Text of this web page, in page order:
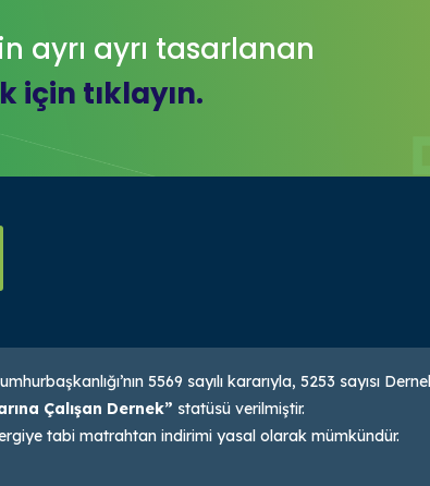
ayrı ayrı tasarlanan
için tıklayın.
5569 sayılı kararıyla, 5253 sayısı
Çalışan Dernek” statüsü verilmiştir.
tabi matrahtan indirimi yasal olarak mümkündür.